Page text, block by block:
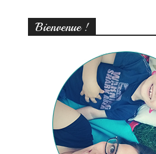
Bienvenue !